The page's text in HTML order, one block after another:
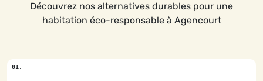
Découvrez nos alternatives durables pour une
habitation éco-responsable à Agencourt